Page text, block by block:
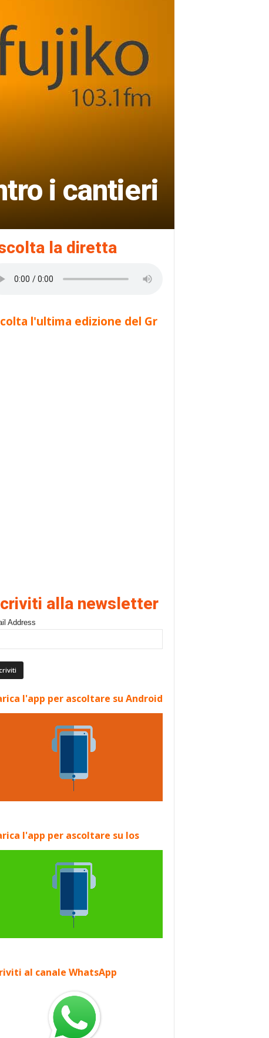
i cantieri
la diretta
l'ultima edizione del Gr
alla newsletter
Address
l'app per ascoltare su Android
l'app per ascoltare su Ios
al canale WhatsApp